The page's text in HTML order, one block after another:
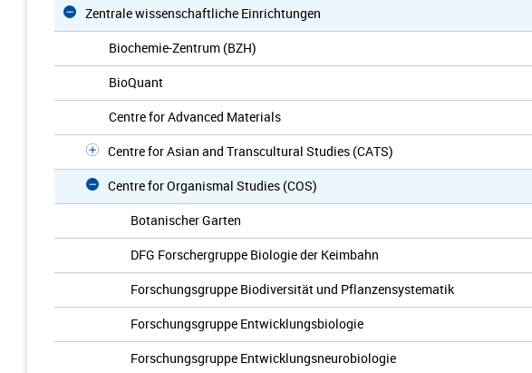
Zentrale wissenschaftliche Einrichtungen
Biochemie-Zentrum (BZH)
BioQuant
Centre for Advanced Materials
Centre for Asian and Transcultural Studies (CATS)
Centre for Organismal Studies (COS)
Botanischer Garten
DFG Forschergruppe Biologie der Keimbahn
Forschungsgruppe Biodiversität und Pflanzensystematik
Forschungsgruppe Entwicklungsbiologie
Forschungsgruppe Entwicklungsneurobiologie